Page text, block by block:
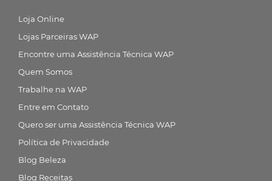
Loja Online
Lojas Parceiras WAP
Encontre uma Assistência Técnica WAP
Quem Somos
Trabalhe na WAP
Entre em Contato
Quero ser uma Assistência Técnica WAP
Política de Privacidade
Blog Beleza
Blog Receitas